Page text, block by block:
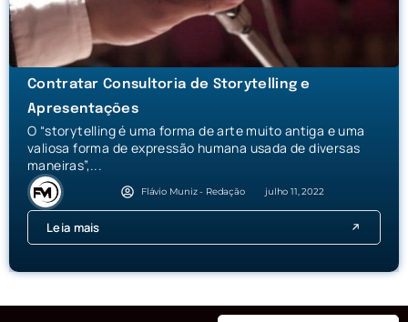
Contratar Consultoria de Storytelling e
Apresentações
O “storytelling é uma forma de arte muito antiga e uma
valiosa forma de expressão humana usada de diversas
maneiras”,...
Flávio Muniz - Redação julho 11, 2022
Leia mais